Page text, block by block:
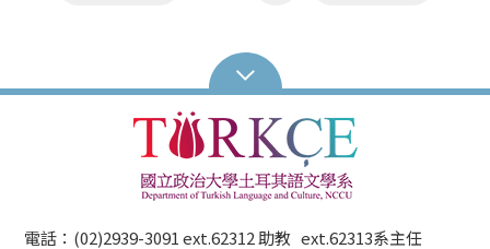
電話：(02)2939-3091 ext.62312 助教 ext.62313系主任